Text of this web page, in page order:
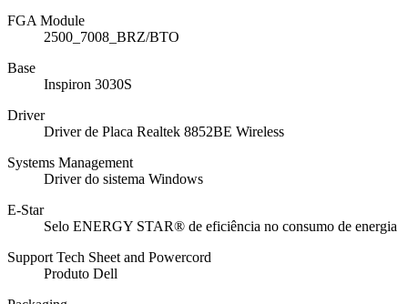
FGA Module
2500_7008_BRZ/BTO
Base
Inspiron 3030S
Driver
Driver de Placa Realtek 8852BE Wireless
Systems Management
Driver do sistema Windows
E-Star
Selo ENERGY STAR® de eficiência no consumo de energia
Support Tech Sheet and Powercord
Produto Dell